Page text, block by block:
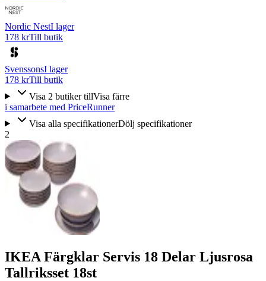
Nordic NestI lager
178 krTill butik
SvenssonsI lager
178 krTill butik
Visa 2 butiker tillVisa färre
i samarbete med PriceRunner
Visa alla specifikationerDölj specifikationer
2
IKEA Färgklar Servis 18 Delar Ljusrosa
Tallriksset 18st